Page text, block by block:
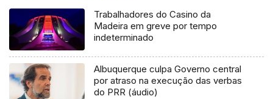
Trabalhadores do Casino da
Madeira em greve por tempo
indeterminado
Albuquerque culpa Governo central
por atraso na execução das verbas
do PRR (áudio)